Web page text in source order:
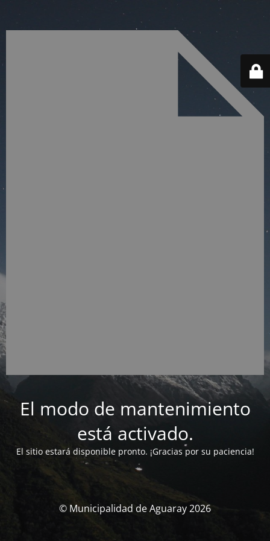
El modo de mantenimiento
está activado.
El sitio estará disponible pronto. ¡Gracias por su paciencia!
© Municipalidad de Aguaray 2026